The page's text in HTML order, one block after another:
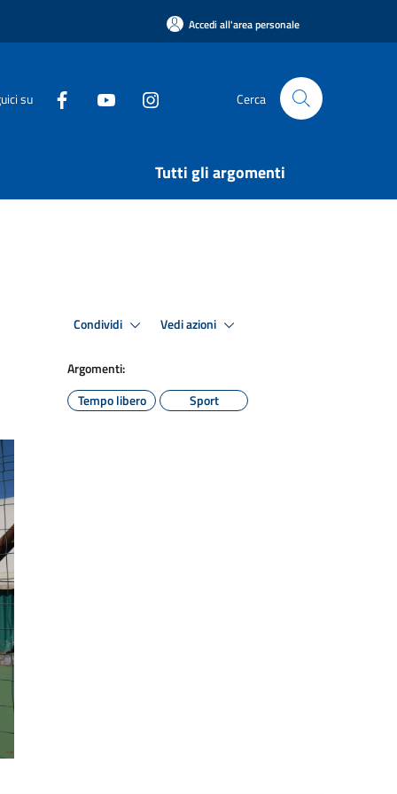
Accedi all'area personale
su Cerca
Tutti gli argomenti
Condividi Vedi azioni
Argomenti:
Tempo libero
Sport